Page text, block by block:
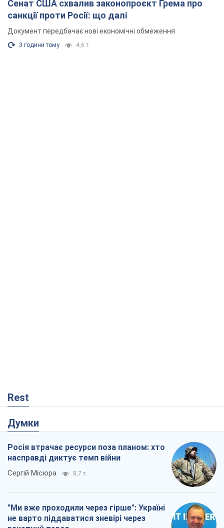
Сенат США схвалив законопроєкт Грема про
санкції проти Росії: що далі
Документ передбачає нові економічні обмеження
3 години тому 4,6 т.
Rest
Думки
Росія втрачає ресурси поза планом: хто
насправді диктує темп війни
Сергій Місюра 8,7 т.
"Ми вже проходили через гірше": Україні
не варто піддаватися зневірі через